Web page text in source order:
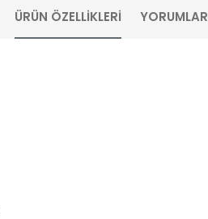
ÜRÜN ÖZELLIKLERI YORUMLAR